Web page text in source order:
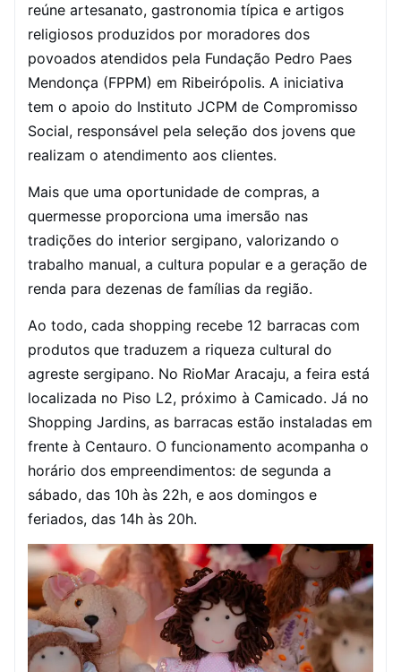
reúne artesanato, gastronomia típica e artigos
religiosos produzidos por moradores dos
povoados atendidos pela Fundação Pedro Paes
Mendonça (FPPM) em Ribeirópolis. A iniciativa
tem o apoio do Instituto JCPM de Compromisso
Social, responsável pela seleção dos jovens que
realizam o atendimento aos clientes.
Mais que uma oportunidade de compras, a
quermesse proporciona uma imersão nas
tradições do interior sergipano, valorizando o
trabalho manual, a cultura popular e a geração de
renda para dezenas de famílias da região.
Ao todo, cada shopping recebe 12 barracas com
produtos que traduzem a riqueza cultural do
agreste sergipano. No RioMar Aracaju, a feira está
localizada no Piso L2, próximo à Camicado. Já no
Shopping Jardins, as barracas estão instaladas em
frente à Centauro. O funcionamento acompanha o
horário dos empreendimentos: de segunda a
sábado, das 10h às 22h, e aos domingos e
feriados, das 14h às 20h.